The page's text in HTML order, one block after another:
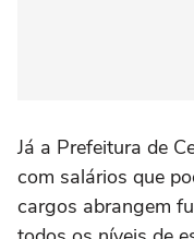
Já a Prefeitura de
com salários que
cargos abrangem